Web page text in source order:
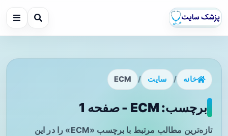
خانه / سایت /
ECM
برچسب: ECM - صفحه 1
تازه‌ترین مطالب مرتبط با برچسب «ECM» را در این